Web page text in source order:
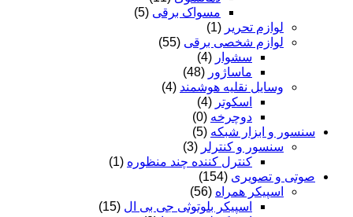
مسواک برقی (5)
لوازم تحریر (1)
لوازم شخصی برقی (55)
سشوار (4)
ماساژور (48)
وسایل نقلیه هوشمند (4)
اسکوتر (4)
دوچرخه (0)
سنسور و ابزار شبکه (5)
سنسور و کنترلر (3)
کنترل کننده چند منظوره (1)
صوتی و تصویری (154)
اسپیکر همراه (56)
اسپیکر بلوتوثی جی بی ال (15)